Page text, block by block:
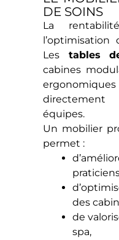
DE SOINS
La
Les tables
cabines
équipes.
Un mobilier
permet :
des
de
spa,